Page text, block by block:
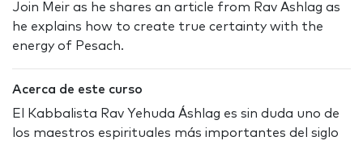
Join Meir as he shares an article from Rav Ashlag as
he explains how to create true certainty with the
energy of Pesach.
Acerca de este curso
El Kabbalista Rav Yehuda Áshlag es sin duda uno de
los maestros espirituales más importantes del siglo